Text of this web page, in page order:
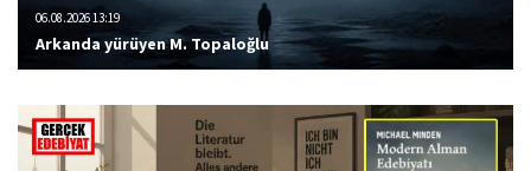
06.08.2026 13:19
Arkanda yürüyen M. Topaloğlu